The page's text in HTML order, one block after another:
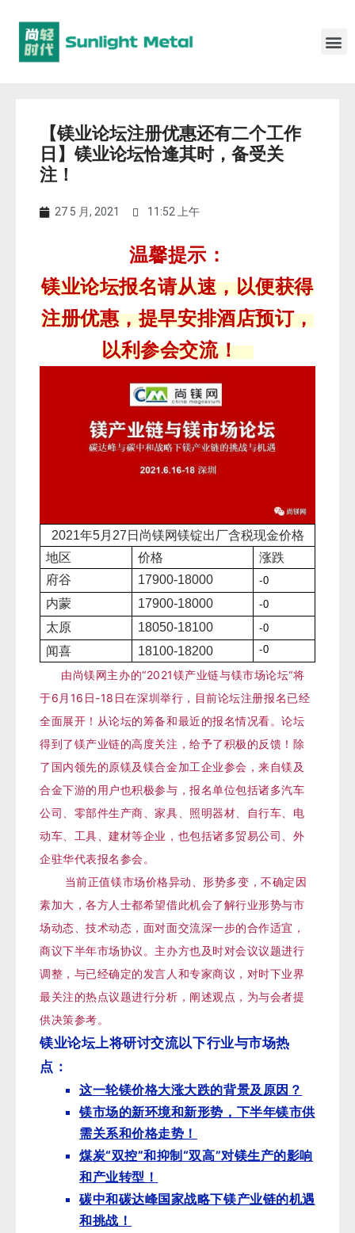
【镁业论坛注册优惠还有二个工作
日】镁业论坛恰逢其时，备受关
注！
27 5 月, 2021 11:52 上午
温馨提示：
镁业论坛报名请从速，以便获得
注册优惠，提早安排酒店预订，
以利参会交流！
2021年5月 27 日尚镁网镁锭出厂含税现金价格
地区
价格
涨跌
府谷
17900-18000 -0
内蒙 17900-18000 -0
太原 18050-18100 -0
闻喜 18100-18200 -0
由尚镁网主办的“2021镁产业链与镁市场论坛“将
于6月16日-18日在深圳举行，目前论坛注册报名已经
全面展开！从论坛的筹备和最近的报名情况看。论坛
得到了镁产业链的高度关注，给予了积极的反馈！除
了国内领先的原镁及镁合金加工企业参会，来自镁及
合金下游的用户也积极参与，报名单位包括诸多汽车
公司、零部件生产商、家具、照明器材、自行车、电
动车、工具、建材等企业，也包括诸多贸易公司、外
企驻华代表报名参会。
当前正值镁市场价格异动、形势多变，不确定因
素加大，各方人士都希望借此机会了解行业形势与市
场动态、技术动态，面对面交流深一步的合作适宜，
商议下半年市场协议。主办方也及时对会议议题进行
调整，与已经确定的发言人和专家商议，对时下业界
最关注的热点议题进行分析，阐述观点，为与会者提
供决策参考。
镁业论坛上将研讨交流以下行业与市场热
点：
这一轮镁价格大涨大跌的背景及原因？
镁市场的新环境和新形势，下半年镁市供
需关系和价格走势！
煤炭“双控”和抑制“双高”对镁生产的影响
和产业转型！
碳中和碳达峰国家战略下镁产业链的机遇
和挑战！